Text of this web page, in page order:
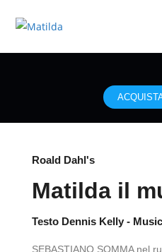
Roald Dahl's
Matilda il
Testo Dennis Kelly -
SEBASTIANO SOMMA nel